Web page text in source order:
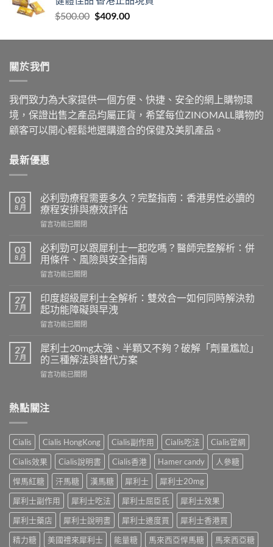
through
$500.00 Original
was:
$409.00Current
is:
關於我們
我們致力為大家提供一個方便、快捷、安全的網上購物環
境，保證出售之產品均屬正貨，希望每位ZINOMALL購物的
顧客可以開心輕鬆地選購適合的保健及美肌產品。
最新優惠
03
8 月
必利勁療程需要多久？完整指南：香港男性必讀的
療程安排與療效評估
在
利
勁
療
程
要
多
久？
完
指
南：
港
必
療
程
安
排
與
療
效
評
估〉
中
留言功能已關閉
03
8 月
必利勁可以跟犀利士一起吃嗎？醫師完整解析：併
用條件、風險與安全指南
在
利
勁
可
以
犀
利
士
一
嗎？
完
整
解
析：
併
用
條
件、
風
險
留言功能已關閉
27
7 月
印度超級犀利士全解析：雙效合一如何同時解決勃
起功能障礙與早洩
在
度
超
級
犀
全
雙
效
合
一
如
何
同
時
解
決
留言功能已關閉
27
7 月
犀利士20mg太強、半顆又不夠？破解「劑量尷尬」
的三種解法與替代方案
在
士
20mg
強、
半
顆
又
不
夠？
破
解
「劑
量
留言功能已關閉
熱點關注
Cialis Cialis HongKong Cialis副作用 Cialis吃法
Cialis官網
Cialis效果
Cialis說明書 Cialis香港 Hamer candy
人參糖
悍馬紅糖
汗馬糖 漢馬糖 犀利士
犀利士20mg
犀利士副作用
犀利士吃法 犀利士屈臣氏
犀利士效果
犀利士藥店
犀利士說明書 犀利士邊度買
犀利士香港買
精力糖
美國禮來犀利士 能量糖 馬來西亞悍馬糖 馬來西亞糖